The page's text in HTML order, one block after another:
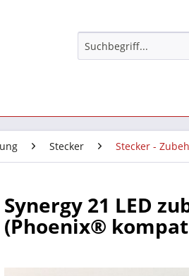
Stecker Stecker -
Synergy 21 LED
(Phoenix®